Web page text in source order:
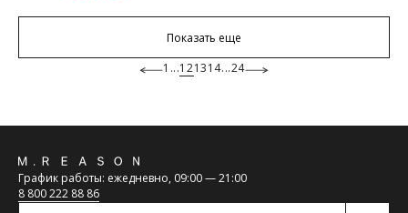
Показать еще
1 ...121314...24
Обратная
связь
График работы: ежедневно, 09:00 — 21:00
8 800 222 88 86